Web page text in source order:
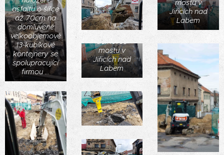
asfaltu o šířce
až 70cm na
domluvené
velkoobjemové
13-kubíkové
kontejnery se
spolupracující
firmou ...
mostu v
Jiřicích nad
Labem
demolice
mostu v
Jiřicích nad
Labem